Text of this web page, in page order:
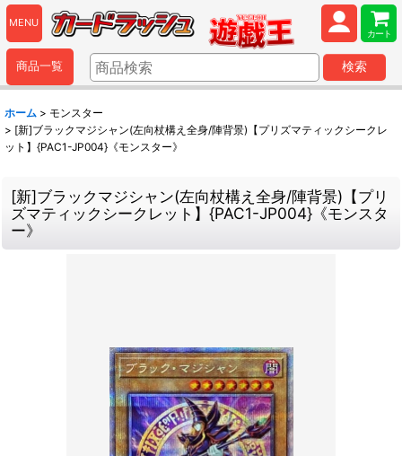
MENU
カート
商品一覧 検索
ホーム > モンスター
> [新]ブラックマジシャン(左向杖構え全身/陣背景)【プリズマティックシークレ
ット】{PAC1-JP004}《モンスター》
[新]ブラックマジシャン(左向杖構え全身/陣背景)【プリ
ズマティックシークレット】{PAC1-JP004}《モンスタ
ー》